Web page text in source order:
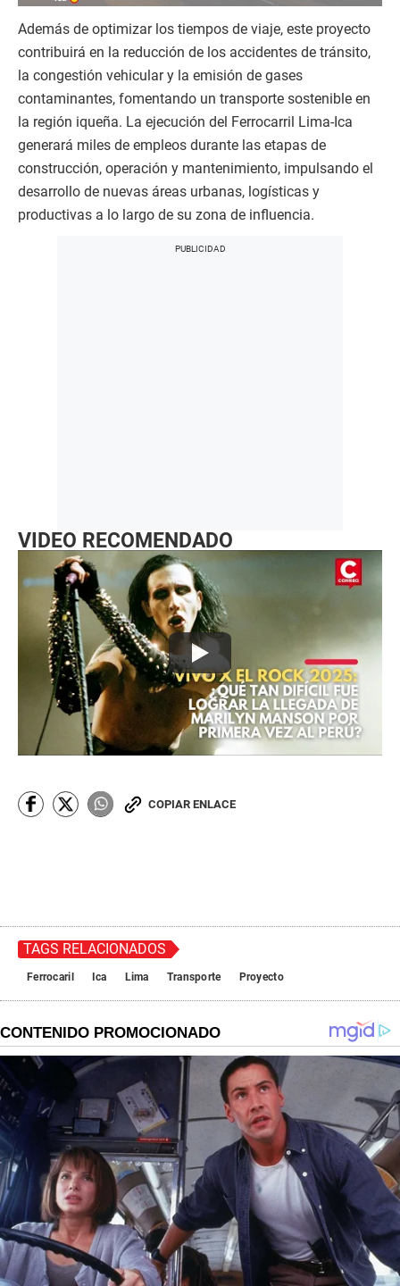
Además de optimizar los tiempos de viaje, este proyecto
contribuirá en la reducción de los accidentes de tránsito,
la congestión vehicular y la emisión de gases
contaminantes, fomentando un transporte sostenible en
la región iqueña. La ejecución del Ferrocarril Lima-Ica
generará miles de empleos durante las etapas de
construcción, operación y mantenimiento, impulsando el
desarrollo de nuevas áreas urbanas, logísticas y
productivas a lo largo de su zona de influencia.
VIDEO RECOMENDADO
COPIAR ENLACE
TAGS RELACIONADOS
Ferrocaril Ica Lima Transporte Proyecto